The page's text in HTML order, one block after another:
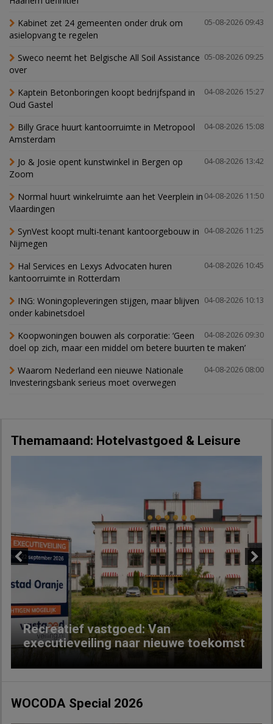
05-08-2026 09:43
Kabinet zet 24 gemeenten onder druk om
asielopvang te regelen
05-08-2026 09:25
Sweco neemt het Belgische All Soil Assistance
over
04-08-2026 15:27
Kaptein Betonboringen koopt bedrijfspand in
Oud Gastel
04-08-2026 15:08
Billy Grace huurt kantoorruimte in Metropool
Amsterdam
04-08-2026 13:42
Jo & Josie opent kunstwinkel in Bergen op
Zoom
04-08-2026 11:50
Normal huurt winkelruimte aan het Veerplein in
Vlaardingen
04-08-2026 11:25
SynVest koopt multi-tenant kantoorgebouw in
Nijmegen
04-08-2026 10:45
Hal Services en Lexys Advocaten huren
kantoorruimte in Rotterdam
04-08-2026 10:13
ING: Woningopleveringen stijgen, maar blijven
onder kabinetsdoel
04-08-2026 09:30
Koopwoningen bouwen als corporatie: ‘Geen
doel op zich, maar een middel om betere buurten te maken’
04-08-2026 08:00
Waarom Nederland een nieuwe Nationale
Investeringsbank serieus moet overwegen
Themamaand: Hotelvastgoed & Leisure
Recreatief vastgoed: Van
executieveiling naar nieuwe toekomst
Next
WOCODA Special 2026